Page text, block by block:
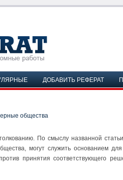
ДОБАВИТЬ РЕФЕРАТ
общества
По смыслу назван­ной
могут служить основанием
принятия соответствующего